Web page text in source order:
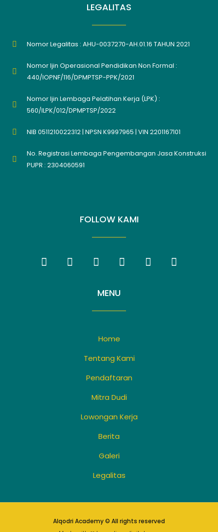
LEGALITAS
Nomor Legalitas : AHU-0037270-AH.01.16 TAHUN 2021
Nomor Ijin Operasional Pendidikan Non Formal :
440/IOPNF/116/DPMPTSP-PPK/2021
Nomor Ijin Lembaga Pelatihan Kerja (LPK) :
560/ILPK/012/DPMPTSP/2022
NIB 0511210022312 | NPSN K9997965 | VIN 2201167101
No. Registrasi Lembaga Pengembangan Jasa Konstruksi
PUPR : 2304060591
FOLLOW KAMI
MENU
Home
Tentang Kami
Pendaftaran
Mitra Dudi
Lowongan Kerja
Berita
Galeri
Legalitas
Alqodri Academy © All rights reserved